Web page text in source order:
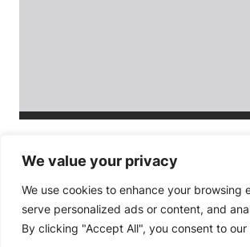
We value your privacy
We use cookies to enhance your browsing
serve personalized ads or content, and
By clicking "Accept All", you consent to our